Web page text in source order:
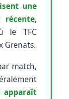
une
récente,
le TFC
Grenats.
match,
apparaît